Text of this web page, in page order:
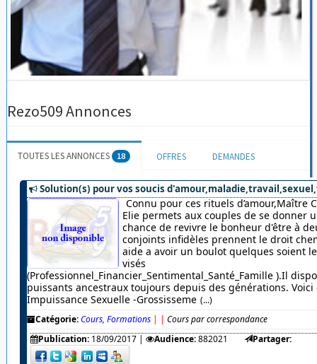
Rezo509 Annonces
TOUTES LES ANNONCES 18 OFFRES DEMANDES
Solution(s) pour vos soucis
Connu pour ces rituels d’amour,Maître
Elie permets aux couples de se donner
chance de revivre le bonheur d'être à
conjoints infidèles prennent le droit
aide a avoir un boulot quelques soient
visés
(Professionnel_Financier_Sentimental_Santé_Famille ).Il
puissants ancestraux toujours depuis des générations. Voici
Impuissance Sexuelle -Grossisseme (...)
Catégorie:Cours, Formations | | Cours par correspondance
Publication: 18/09/2017| Audience:882021 Partager: